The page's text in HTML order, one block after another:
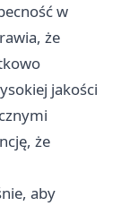
w
że
jakości
że
aby